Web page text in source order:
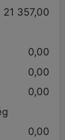
21 357,00
0,00
0,00
0,00
0,00